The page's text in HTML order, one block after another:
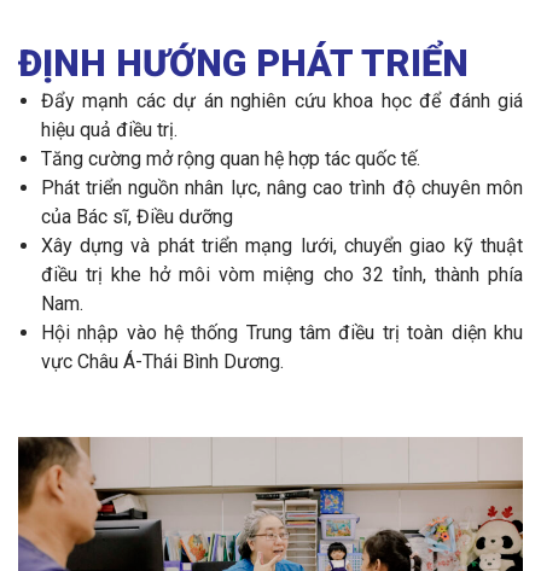
ĐỊNH HƯỚNG PHÁT TRIỂN
Đẩy mạnh các dự án nghiên cứu khoa học để đánh giá
hiệu quả điều trị.
Tăng cường mở rộng quan hệ hợp tác quốc tế.
Phát triển nguồn nhân lực, nâng cao trình độ chuyên môn
của Bác sĩ, Điều dưỡng
Xây dựng và phát triển mạng lưới, chuyển giao kỹ thuật
điều trị khe hở môi vòm miệng cho 32 tỉnh, thành phía
Nam.
Hội nhập vào hệ thống Trung tâm điều trị toàn diện khu
vực Châu Á-Thái Bình Dương.